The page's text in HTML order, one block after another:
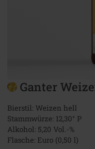
Ganter
Bierstil: Weizen hell
Stammwürze: 12,30° P
Alkohol: 5,20 Vol.-%
Flasche: Euro (0,50 l)